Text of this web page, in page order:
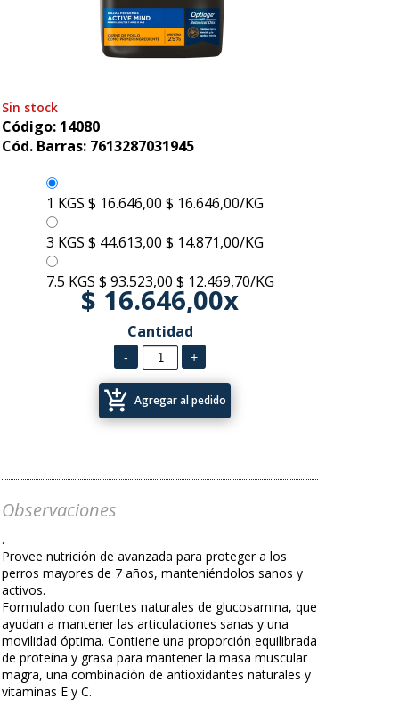
Sin stock
Código: 14080
Cód. Barras: 7613287031945
1 KGS $ 16.646,00 $ 16.646,00/KG
3 KGS $ 44.613,00 $ 14.871,00/KG
7.5 KGS $ 93.523,00 $ 12.469,70/KG
$ 16.646,00x
Cantidad
add_shopping_cart Agregar al pedido
Observaciones
.
Provee nutrición de avanzada para proteger a los
perros mayores de 7 años, manteniéndolos sanos y
activos.
Formulado con fuentes naturales de glucosamina, que
ayudan a mantener las articulaciones sanas y una
movilidad óptima. Contiene una proporción equilibrada
de proteína y grasa para mantener la masa muscular
magra, una combinación de antioxidantes naturales y
vitaminas E y C.